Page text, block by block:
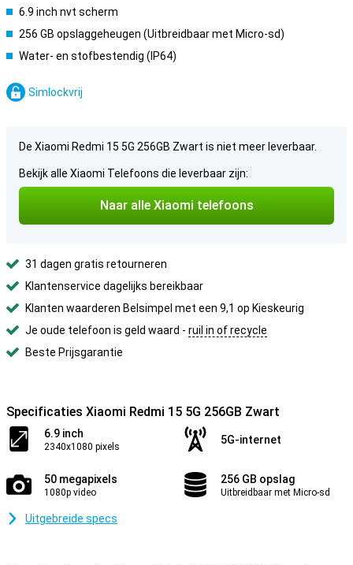
6.9 inch nvt scherm
256 GB opslaggeheugen (Uitbreidbaar met Micro-sd)
Water- en stofbestendig (IP64)
Simlockvrij
De Xiaomi Redmi 15 5G 256GB Zwart is niet meer leverbaar.
Bekijk alle Xiaomi Telefoons die leverbaar zijn:
Naar alle Xiaomi telefoons
31 dagen gratis retourneren
Klantenservice dagelijks bereikbaar
Klanten waarderen Belsimpel met een 9,1 op Kieskeurig
Je oude telefoon is geld waard - ruil in of recycle
Beste Prijsgarantie
Specificaties Xiaomi Redmi 15 5G 256GB Zwart
6.9 inch
2340x1080 pixels
5G-internet
50 megapixels
1080p video
256 GB opslag
Uitbreidbaar met Micro-sd
Uitgebreide specs